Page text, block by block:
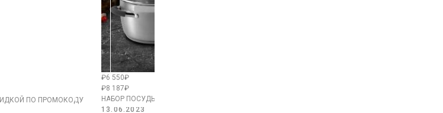
ПО ПРОМОКОДУ
₽6 550₽
₽8 187₽
НАБОР ПОСУДЫ RONDELL FLAMME RDS-341 СО СКИДКОЙ ПО ПРОМОКОДУ
13.06.2023